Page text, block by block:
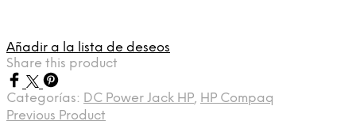
Añadir a la lista de deseos
Share this product
Categorías: DC Power Jack HP, HP Compaq
Previous Product